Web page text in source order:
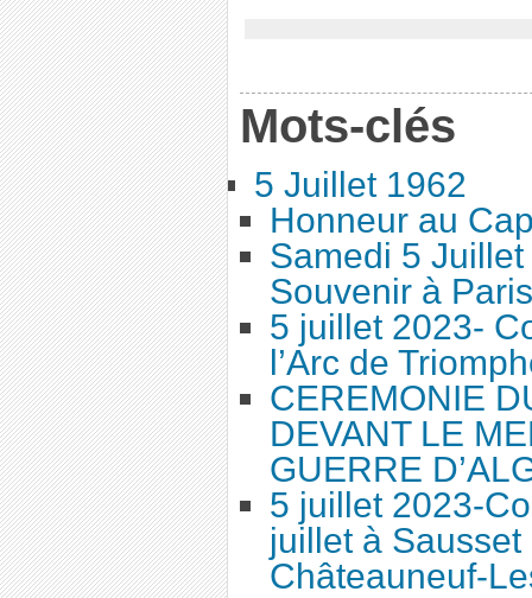
Mots-clés
5 Juillet 1962
Honneur au
Samedi 5
Souvenir à Paris
5 juillet 2023-
l’Arc de
CEREMONIE
DEVANT LE
GUERRE
5 juillet 2023-
juillet à
Châteauneuf-